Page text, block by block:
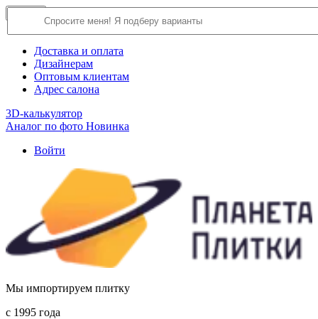
О компании
Доставка и оплата
Дизайнерам
Оптовым клиентам
Адрес салона
3D-калькулятор
Аналог по фото Новинка
Войти
Мы импортируем плитку
c 1995 года